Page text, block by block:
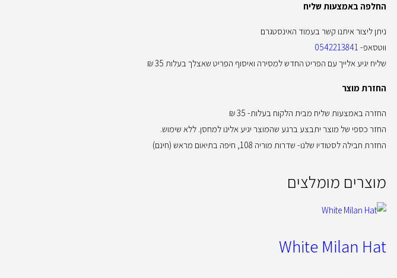
החלפה באמצעות שליח
ניתן ליצור איתנו קשר בעמוד האינסטגרם
ווטסאפ- 0542213841
שליח יגיע אלייך עם הפריט החדש למסירה ואיסוף הפריט שאצלך בעלות 35 ₪
החזרת מוצר
החזרה באמצעות שליח מבית הלקוח בעלות- 35 ₪
החזר כספי של מוצר יתבצע ברגע שהמוצר יגיע אלינו למחסן. ללא שימוש.
החזרת חבילה לסטודיו שלנו- שדרות מוריה 108, חיפה בתיאום מראש (חינם)
מוצרים מומלצים
White Milan Hat